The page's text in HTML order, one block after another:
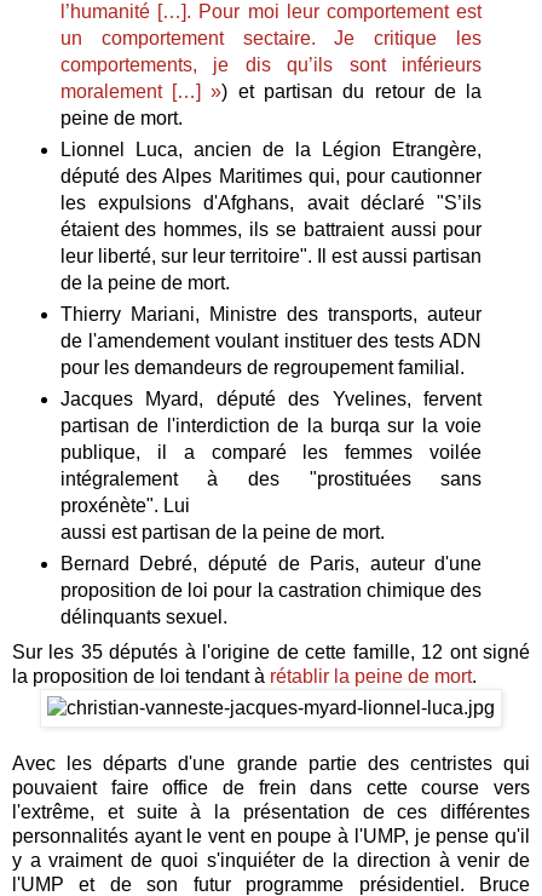
l’humanité […]. Pour moi leur comportement est
un comportement sectaire. Je critique les
comportements, je dis qu’ils sont inférieurs
moralement […] ») et partisan du retour de la
peine de mort.
Lionnel Luca, ancien de la Légion Etrangère,
député des Alpes Maritimes qui, pour cautionner
les expulsions d'Afghans, avait déclaré "S’ils
étaient des hommes, ils se battraient aussi pour
leur liberté, sur leur territoire". Il est aussi partisan
de la peine de mort.
Thierry Mariani, Ministre des transports, auteur
de l'amendement voulant instituer des tests ADN
pour les demandeurs de regroupement familial.
Jacques Myard, député des Yvelines, fervent
partisan de l'interdiction de la burqa sur la voie
publique, il a comparé les femmes voilée
intégralement à des "prostituées sans
proxénète". Lui
aussi est partisan de la peine de mort.
Bernard Debré, député de Paris, auteur d'une
proposition de loi pour la castration chimique des
délinquants sexuel.
Sur les 35 députés à l'origine de cette famille, 12 ont signé
la proposition de loi tendant à rétablir la peine de mort.
Avec les départs d'une grande partie des centristes qui
pouvaient faire office de frein dans cette course vers
l'extrême, et suite à la présentation de ces différentes
personnalités ayant le vent en poupe à l'UMP, je pense qu'il
y a vraiment de quoi s'inquiéter de la direction à venir de
l'UMP et de son futur programme présidentiel. Bruce